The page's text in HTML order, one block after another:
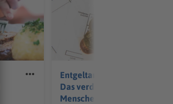
Entgeltanalyse 2023:
Das verdienen die
Menschen in Bayern